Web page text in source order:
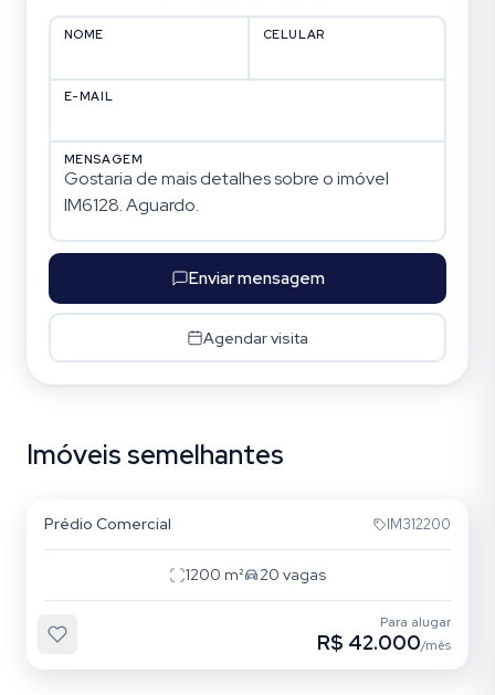
NOME CELULAR
E-MAIL
MENSAGEM
Enviar mensagem
Agendar visita
Imóveis semelhantes
Jardim São Pedro
Prédio Comercial IM312200
1200 m² 20 vagas
Para alugar
R$ 42.000/mês